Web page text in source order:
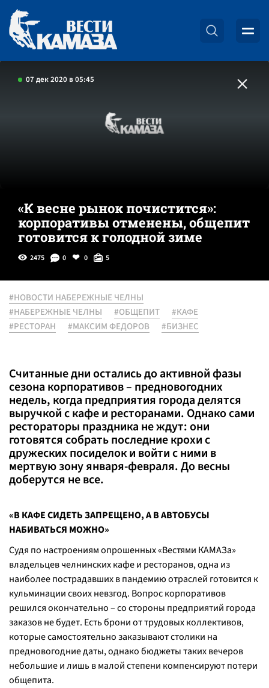
07 дек 2020 в 05:45
«К весне рынок почистится»:
корпоративы отменены, общепит
готовится к голодной зиме
2475 0 0 5
#НОВОСТИ НАБЕРЕЖНЫЕ ЧЕЛНЫ
#НАБЕРЕЖНЫЕ ЧЕЛНЫ
#ОБЩЕПИТ
#КАФЕ
#РЕСТОРАН
#МАКСИМ ФЕДОРОВ #БИЗНЕС
Считанные дни остались до активной фазы
сезона корпоративов – предновогодних
недель, когда предприятия города делятся
выручкой с кафе и ресторанами. Однако сами
рестораторы праздника не ждут: они
готовятся собрать последние крохи с
дружеских посиделок и войти с ними в
мертвую зону января-февраля. До весны
доберутся не все.
«В КАФЕ СИДЕТЬ ЗАПРЕЩЕНО, А В АВТОБУСЫ
НАБИВАТЬСЯ МОЖНО»
Судя по настроениям опрошенных «Вестями КАМАЗа»
владельцев челнинских кафе и ресторанов, одна из
наиболее пострадавших в пандемию отраслей готовится к
кульминации своих невзгод. Вопрос корпоративов
решился окончательно – со стороны предприятий города
заказов не будет. Есть брони от трудовых коллективов,
которые самостоятельно заказывают столики на
предновогодние даты, однако бюджеты таких вечеров
небольшие и лишь в малой степени компенсируют потери
общепита.